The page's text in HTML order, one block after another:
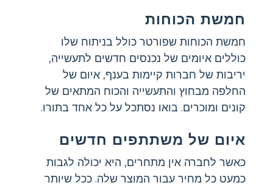
חמשת הכוחות
חמשת הכוחות שפורטר כולל בניתוח שלו
כוללים איומים של נכנסים חדשים לתעשייה,
יריבות של חברות קיימות בענף, איום של
החלפה מבחוץ והתעשייה והכוח המתאים של
קונים ומוכרים. בואו נסתכל על כל אחד בתורו.
איום של משתתפים חדשים
כאשר לחברה אין מתחרים, היא יכולה לגבות
כמעט כל מחיר עבור המוצר שלה. ככל שיותר